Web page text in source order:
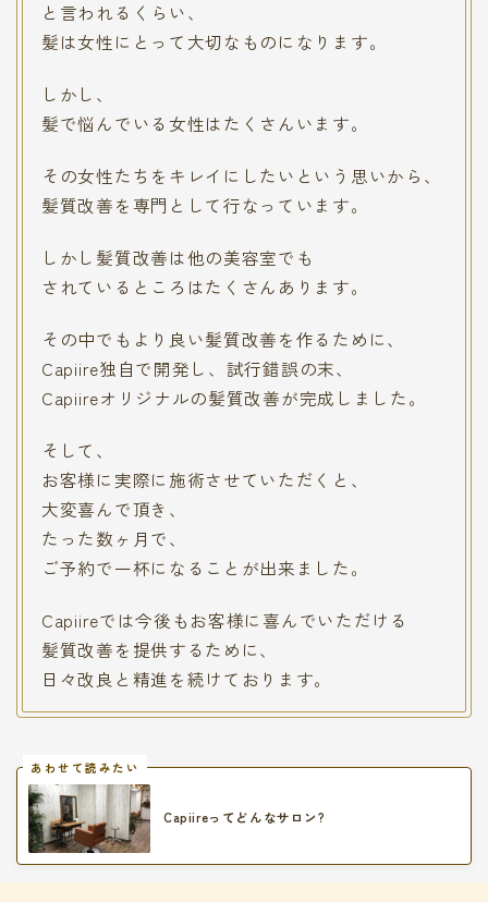
と言われるくらい、
髪は女性にとって大切なものになります。
しかし、
髪で悩んでいる女性はたくさんいます。
その女性たちをキレイにしたいという思いから、
髪質改善を専門として行なっています。
しかし髪質改善は他の美容室でも
されているところはたくさんあります。
その中でもより良い髪質改善を作るために、
Capiire独自で開発し、試行錯誤の末、
Capiireオリジナルの髪質改善が完成しました。
そして、
お客様に実際に施術させていただくと、
大変喜んで頂き、
たった数ヶ月で、
ご予約で一杯になることが出来ました。
Capiireでは今後もお客様に喜んでいただける
髪質改善を提供するために、
日々改良と精進を続けております。
あわせて読みたい
Capiireってどんなサロン?